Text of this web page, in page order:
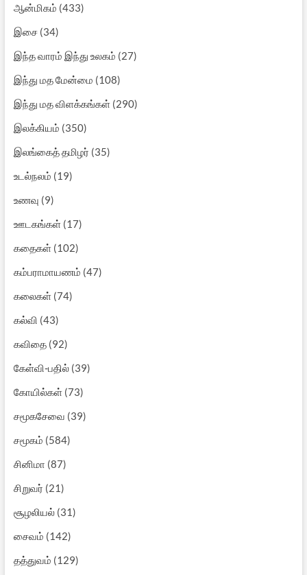
ஆன்மிகம் (433)
இசை(34)
இந்த வாரம் இந்து உலகம் (27)
இந்து மத மேன்மை (108)
இந்து மத விளக்கங்கள்(290)
இலக்கியம் (350)
இலங்கைத் தமிழர் (35)
உடல்நலம் (19)
உணவு (9)
ஊடகங்கள்(17)
கதைகள்(102)
கம்பராமாயணம் (47)
கலைகள்(74)
கல்வி (43)
கவிதை(92)
கேள்வி-பதில்(39)
கோயில்கள்(73)
சமூகசேவை (39)
சமூகம் (584)
சினிமா (87)
சிறுவர் (21)
சூழலியல்(31)
சைவம் (142)
தத்துவம் (129)